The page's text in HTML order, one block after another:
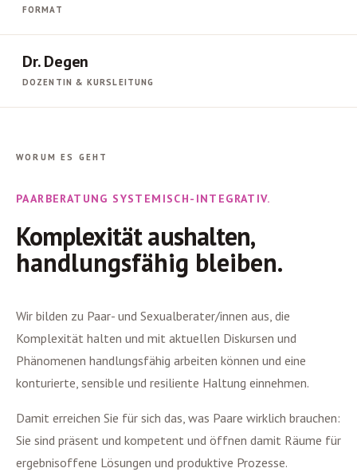
FORMAT
Dr. Degen
DOZENTIN & KURSLEITUNG
WORUM ES GEHT
PAARBERATUNG SYSTEMISCH-INTEGRATIV.
Komplexität aushalten,
handlungsfähig bleiben.
Wir bilden zu Paar- und Sexualberater/innen aus, die
Komplexität halten und mit aktuellen Diskursen und
Phänomenen handlungsfähig arbeiten können und eine
konturierte, sensible und resiliente Haltung einnehmen.
Damit erreichen Sie für sich das, was Paare wirklich brauchen:
Sie sind präsent und kompetent und öffnen damit Räume für
ergebnisoffene Lösungen und produktive Prozesse.